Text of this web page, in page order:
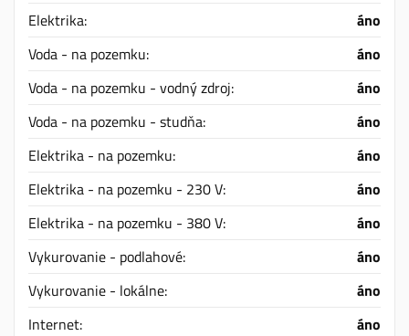
Elektrika:
áno
Voda - na pozemku:
áno
Voda - na pozemku - vodný zdroj:
áno
Voda - na pozemku - studňa:
áno
Elektrika - na pozemku:
áno
Elektrika - na pozemku - 230 V:
áno
Elektrika - na pozemku - 380 V:
áno
Vykurovanie - podlahové:
áno
Vykurovanie - lokálne:
áno
Internet:
áno